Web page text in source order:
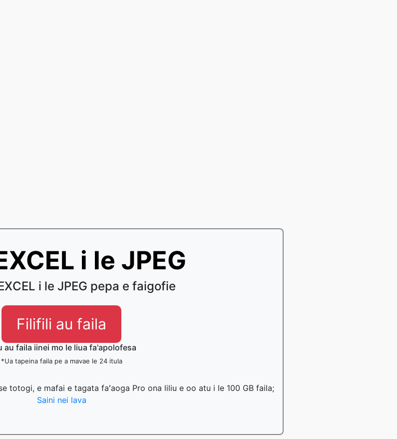
i le JPEG
i le JPEG pepa e faigofie
Filifili au faila
au faila iinei mo le liua fa'apolofesa
*Ua tapeina faila pe a mavae le 24 itula
totogi, e mafai e tagata faʻaoga Pro ona liliu e oo atu i le 100 GB faila;
Saini nei lava